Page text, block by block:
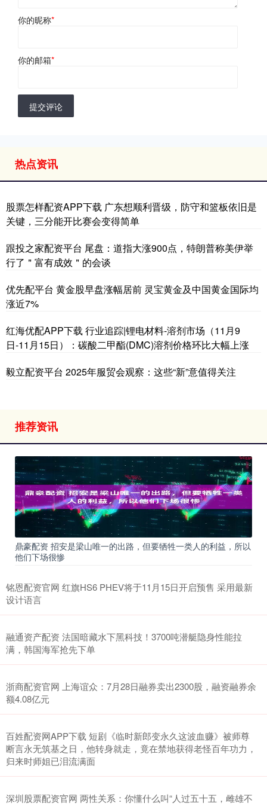
你的昵称*
你的邮箱*
提交评论
热点资讯
股票怎样配资APP下载 广东想顺利晋级，防守和篮板依旧是
关键，三分能开比赛会变得简单
跟投之家配资平台 尾盘：道指大涨900点，特朗普称美伊举
行了＂富有成效＂的会谈
优先配平台 黄金股早盘涨幅居前 灵宝黄金及中国黄金国际均
涨近7%
红海优配APP下载 行业追踪|锂电材料-溶剂市场（11月9
日-11月15日）：碳酸二甲酯(DMC)溶剂价格环比大幅上涨
毅立配资平台 2025年服贸会观察：这些“新”意值得关注
推荐资讯
鼎豪配资 招安是梁山唯一的出路，但要牺牲一类人的利益，所以
他们下场很惨
铭恩配资官网 红旗HS6 PHEV将于11月15日开启预售 采用最新
设计语言
融通资产配资 法国暗藏水下黑科技！3700吨潜艇隐身性能拉
满，韩国海军抢先下单
浙商配资官网 上海谊众：7月28日融券卖出2300股，融资融券余
额4.08亿元
百姓配资网APP下载 短剧《临时新郎变永久这波血赚》被师尊
断言永无筑基之日，他转身就走，竟在禁地获得老怪百年功力，
归来时师姐已泪流满面
深圳股票配资官网 两性关系：你懂什么叫“人过五十五，雌雄不